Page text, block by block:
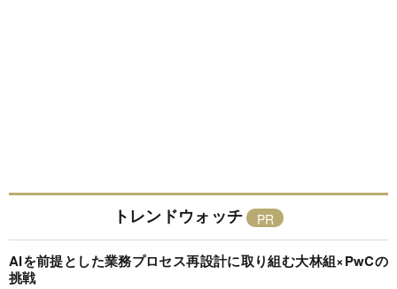
トレンドウォッチ
AIを前提とした業務プロセス再設計に取り組む大林組×PwCの
挑戦